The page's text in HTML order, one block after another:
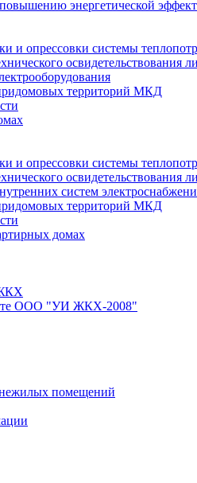
энергетической
и опрессовки системы
освидетельствования
территорий МКД
и опрессовки системы
освидетельствования
систем
территорий МКД
домах
ООО "УИ ЖКХ-2008"
нежилых помещений